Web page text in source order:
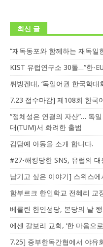
최신 글
“재독동포와 함께하는 재독일
KIST 유럽연구소 30돌…“한-
튀빙겐대, ‘독일어권 한국학대
7.23 접수마감] 제108회 한국
“정체성은 연결의 자산”… 독
대(TUM)서 화려한 출범
김담예 아동을 소개 합니다.
#27-해킹당한 SNS, 유럽의 대
남기고 싶은 이야기] 스위스
함부르크 한인학교 전혜리 교
베를린 한인성당, 본당의 날
에센 갈보리 교회, ‘한 마음으
7.25] 중부한독간협에서 야유